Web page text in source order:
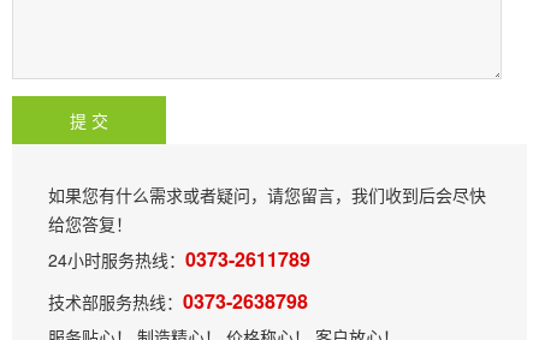
如果您有什么需求或者疑问，请您留言，我们收到后会尽快
给您答复！
24小时服务热线： 0373-2611789
技术部服务热线： 0373-2638798